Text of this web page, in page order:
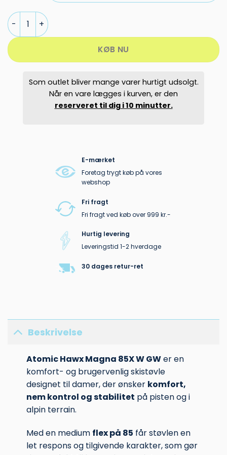
Atomic Hawx Magna 85X W GW skistøvler dame antal
KØB NU
Som outlet bliver mange varer hurtigt udsolgt.
Når en vare lægges i kurven, er den
reserveret til dig i 10 minutter.
E-mærket
Foretag trygt køb på vores
webshop
Fri fragt
Fri fragt ved køb over 999 kr.-
Hurtig levering
Leveringstid 1-2 hverdage
30 dages retur-ret
Beskrivelse
Atomic Hawx Magna 85X W GWer en
komfort- og brugervenlig skistøvle
designet til damer, der ønsker komfort,
nem kontrol og stabilitet på pisten og i
alpin terrain.
Med en medium flex på 85 får støvlen en
let respons og tilgivende karakter, som gør